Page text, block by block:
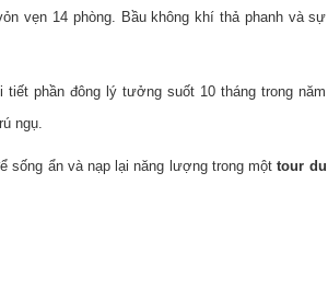
vẹn 14 phòng. Bầu không khí thả phanh và sự
phần đông lý tưởng suốt 10 tháng trong năm
ngụ.
sống ẩn và nạp lại năng lượng trong một tour du